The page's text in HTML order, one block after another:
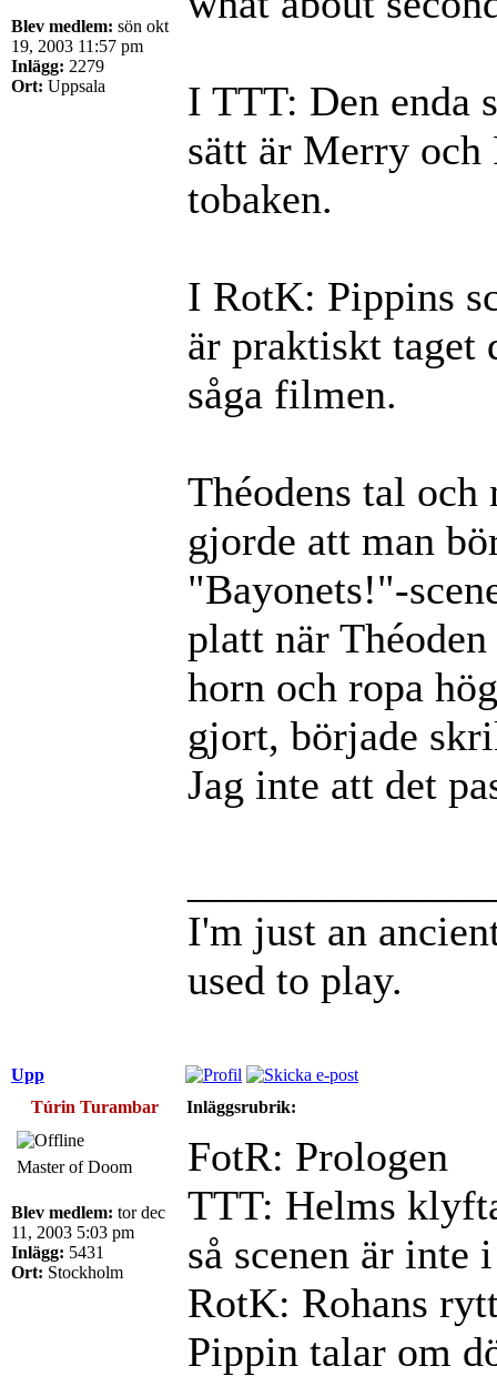
Blev medlem: sön okt
19, 2003 11:57 pm
Inlägg: 2279
Ort: Uppsala
I TTT: Den enda
sätt är Merry
tobaken.
I RotK: Pippins
är praktiskt taget
såga filmen.
Théodens tal och
gjorde att man
"Bayonets!"-
platt när
horn och ropa
gjort, började
Jag inte att det
I'm just an
used to play.
Upp
Túrin Turambar
Inläggsrubrik:
Master of Doom
Blev medlem: tor dec
11, 2003 5:03 pm
Inlägg: 5431
Ort: Stockholm
FotR: Prologen
TTT: Helms
så scenen är inte
RotK: Rohans
Pippin talar om